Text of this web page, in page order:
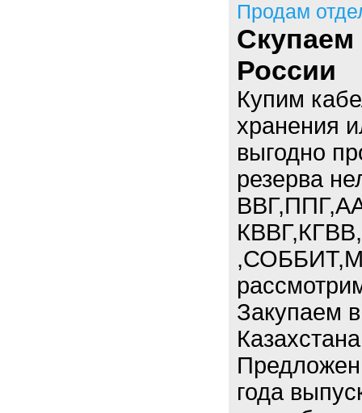
Продам
Скупаем
России
Купим
хранения
выгодно
резерва
Закупаем
года